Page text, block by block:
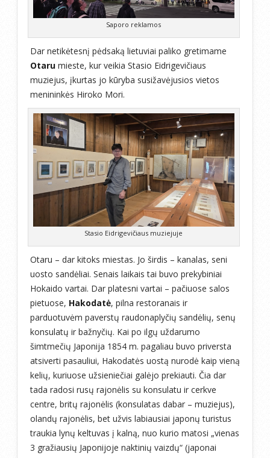
Saporo reklamos
Dar netikėtesnį pėdsaką lietuviai paliko gretimame
Otaru mieste, kur veikia Stasio Eidrigevičiaus
muziejus, įkurtas jo kūryba susižavėjusios vietos
menininkės Hiroko Mori.
Stasio Eidrigevičiaus muziejuje
Otaru – dar kitoks miestas. Jo širdis – kanalas, seni
uosto sandėliai. Senais laikais tai buvo prekybiniai
Hokaido vartai. Dar platesni vartai – pačiuose salos
pietuose, Hakodatė, pilna restoranais ir
parduotuvėm paverstų raudonaplyčių sandėlių, senų
konsulatų ir bažnyčių. Kai po ilgų uždarumo
šimtmečių Japonija 1854 m. pagaliau buvo priversta
atsiverti pasauliui, Hakodatės uostą nurodė kaip vieną
kelių, kuriuose užsieniečiai galėjo prekiauti. Čia dar
tada radosi rusų rajonėlis su konsulatu ir cerkve
centre, britų rajonėlis (konsulatas dabar – muziejus),
olandų rajonėlis, bet užvis labiausiai japonų turistus
traukia lynų keltuvas į kalną, nuo kurio matosi „vienas
3 gražiausių Japonijoje naktinių vaizdų“ (japonai